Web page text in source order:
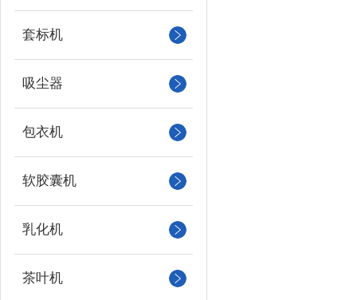
套标机
吸尘器
包衣机
软胶囊机
乳化机
茶叶机